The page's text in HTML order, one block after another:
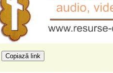
Copiază link